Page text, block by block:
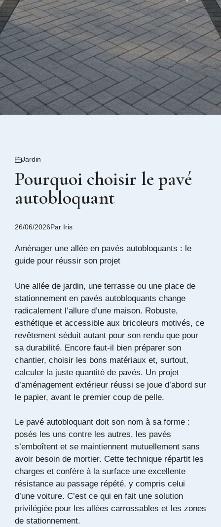
Jardin
Pourquoi choisir le pavé
autobloquant
26/06/2026Par Iris
Aménager une allée en pavés autobloquants : le
guide pour réussir son projet
Une allée de jardin, une terrasse ou une place de
stationnement en pavés autobloquants change
radicalement l’allure d’une maison. Robuste,
esthétique et accessible aux bricoleurs motivés, ce
revêtement séduit autant pour son rendu que pour
sa durabilité. Encore faut-il bien préparer son
chantier, choisir les bons matériaux et, surtout,
calculer la juste quantité de pavés. Un projet
d’aménagement extérieur réussi se joue d’abord sur
le papier, avant le premier coup de pelle.
Le pavé autobloquant doit son nom à sa forme :
posés les uns contre les autres, les pavés
s’emboîtent et se maintiennent mutuellement sans
avoir besoin de mortier. Cette technique répartit les
charges et confère à la surface une excellente
résistance au passage répété, y compris celui
d’une voiture. C’est ce qui en fait une solution
privilégiée pour les allées carrossables et les zones
de stationnement.